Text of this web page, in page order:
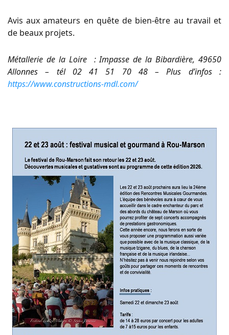
Avis aux amateurs en quête de bien-être au travail et
de beaux projets.
Métallerie de la Loire : Impasse de la Bibardière, 49650
Allonnes – tél 02 41 51 70 48 –Plus d’infos :
https://www.constructions-mdl.com/